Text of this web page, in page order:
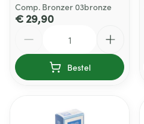
Comp. Bronzer 03bronze
€ 29,90
Bestel